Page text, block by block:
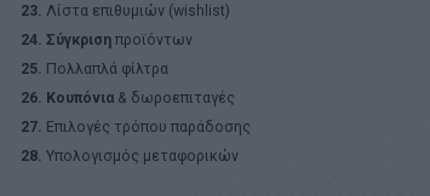
23. Λίστα επιθυμιών (wishlist)
24. Σύγκρισηπροϊόντων
25. Πολλαπλά φίλτρα
26. Κουπόνια& δωροεπιταγές
27. Επιλογές τρόπου παράδοσης
28. Υπολογισμός μεταφορικών